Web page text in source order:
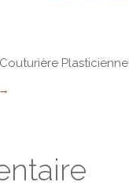
Plasticienne
→